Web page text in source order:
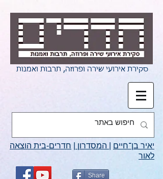
סקירת אירועי שירה ופרוזה, תרבות ואמנות
יאיר בן־חיים המסדרון
חדרים-בית הוצאה
לאור
Share